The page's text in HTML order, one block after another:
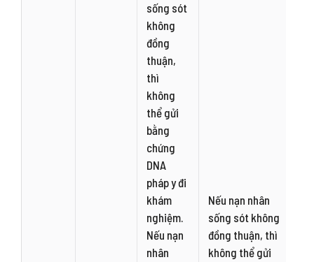
sống sót
không
đồng
thuận,
thì
không
thể gửi
bằng
chứng
DNA
pháp y đi
khám
nghiệm.
Nếu nạn
nhân
Nếu nạn nhân
sống sót không
đồng thuận, thì
không thể gửi